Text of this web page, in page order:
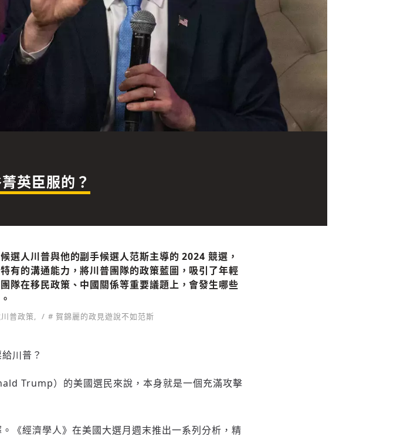
英臣服的？
選人川普與他的副手候選人范斯主導的 2024 競選，
有的溝通能力，將川普團隊的政策藍圖，吸引了年輕
隊在移民政策、中國關係等重要議題上，會發生哪些
普政策, # 賀錦麗的政見遊說不如范斯
川普？
Trump）的美國選民來說，本身就是一個充滿攻擊
《經濟學人》在美國大選月週末推出一系列分析，精